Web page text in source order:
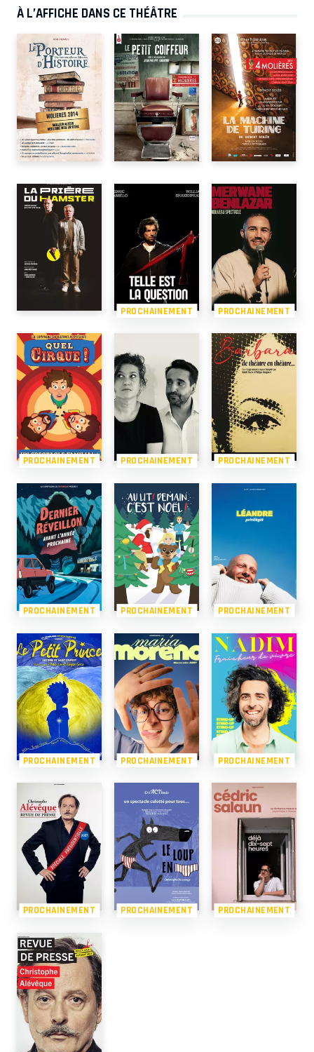
À L’AFFICHE DANS CE THÉÂTRE
PROCHAINEMENT PROCHAINEMENT
PROCHAINEMENT PROCHAINEMENT PROCHAINEMENT
PROCHAINEMENT PROCHAINEMENT PROCHAINEMENT
PROCHAINEMENT PROCHAINEMENT PROCHAINEMENT
PROCHAINEMENT PROCHAINEMENT PROCHAINEMENT